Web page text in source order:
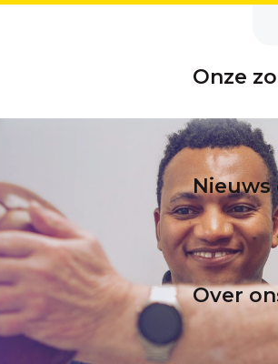
Onze
Nieuws
Over